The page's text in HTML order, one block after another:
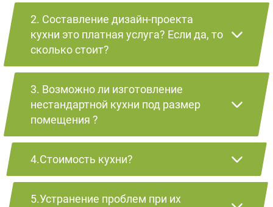
2. Составление дизайн-проекта
кухни это платная услуга? Если да, то
сколько стоит?
3. Возможно ли изготовление
нестандартной кухни под размер
помещения ?
4.Стоимость кухни?
5.Устранение проблем при их